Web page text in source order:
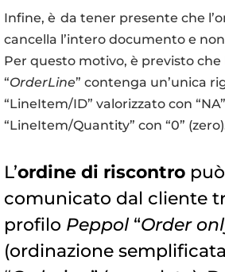
Infine, è da tener presente che
cancella l’intero documento e
Per questo motivo, è previsto che
“OrderLine” contenga un’unica
“LineItem/ID” valorizzato con
“LineItem/Quantity” con “0”
L’ordine di riscontro
comunicato dal cliente
profilo Peppol “Order
(ordinazione